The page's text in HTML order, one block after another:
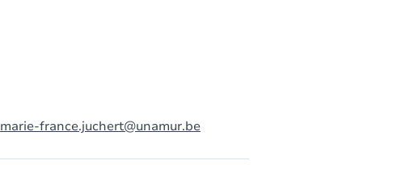
marie-france.juchert@unamur.be